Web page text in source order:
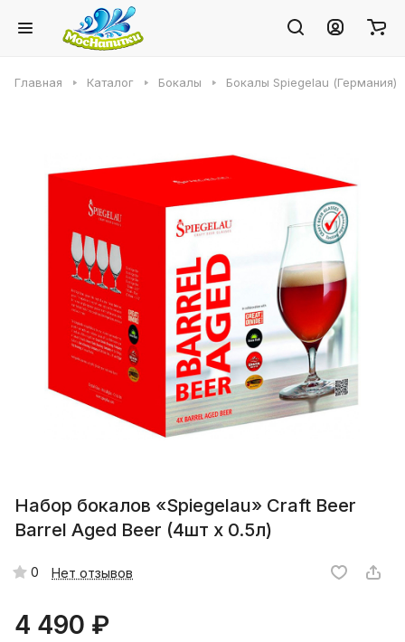
Главная Каталог Бокалы Бокалы Spiegelau (Германия)
Набор бокалов «Spiegelau» Craft Beer
Barrel Aged Beer (4шт x 0.5л)
0 Нет отзывов
4 490 ₽